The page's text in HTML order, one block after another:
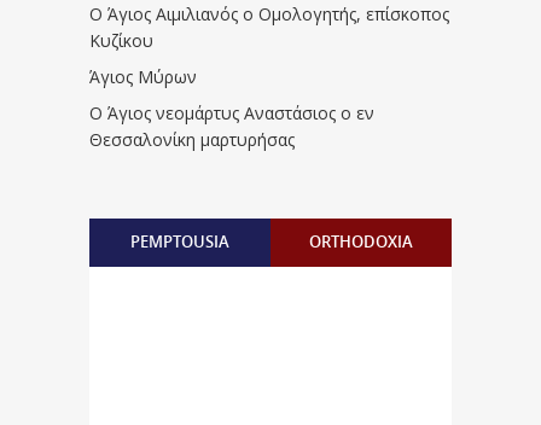
Ο Άγιος Αιμιλιανός ο Ομολογητής, επίσκοπος
Κυζίκου
Άγιος Μύρων
Ο Άγιος νεομάρτυς Αναστάσιος ο εν
Θεσσαλονίκη μαρτυρήσας
PEMPTOUSIA ORTHODOXIA